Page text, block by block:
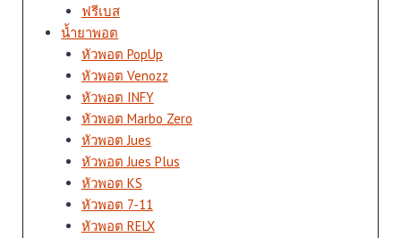
ฟรีเบส
น้ำยาพอต
หัวพอต PopUp
หัวพอต Venozz
หัวพอต INFY
หัวพอต Marbo Zero
หัวพอต Jues
หัวพอต Jues Plus
หัวพอต KS
หัวพอต 7-11
หัวพอต RELX